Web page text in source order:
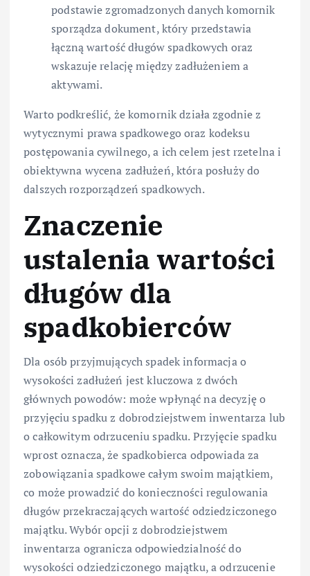
podstawie zgromadzonych danych komornik
sporządza dokument, który przedstawia
łączną wartość długów spadkowych oraz
wskazuje relację między zadłużeniem a
aktywami.
Warto podkreślić, że komornik działa zgodnie z
wytycznymi prawa spadkowego oraz kodeksu
postępowania cywilnego, a ich celem jest rzetelna i
obiektywna wycena zadłużeń, która posłuży do
dalszych rozporządzeń spadkowych.
Znaczenie
ustalenia wartości
długów dla
spadkobierców
Dla osób przyjmujących spadek informacja o
wysokości zadłużeń jest kluczowa z dwóch
głównych powodów: może wpłynąć na decyzję o
przyjęciu spadku z dobrodziejstwem inwentarza lub
o całkowitym odrzuceniu spadku. Przyjęcie spadku
wprost oznacza, że spadkobierca odpowiada za
zobowiązania spadkowe całym swoim majątkiem,
co może prowadzić do konieczności regulowania
długów przekraczających wartość odziedziczonego
majątku. Wybór opcji z dobrodziejstwem
inwentarza ogranicza odpowiedzialność do
wysokości odziedziczonego majątku, a odrzucenie